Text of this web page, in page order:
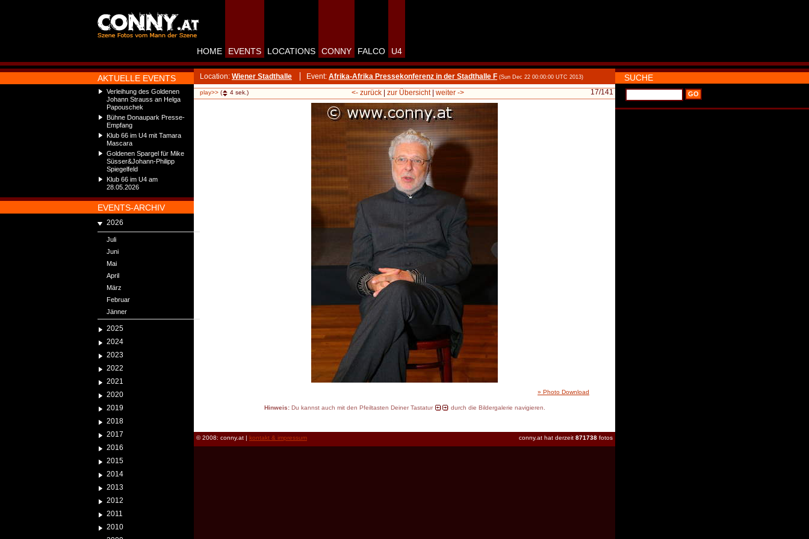
AKTUELLE EVENTS
Verleihung des Goldenen
Johann Strauss an Helga
Papouschek
Bühne Donaupark Presse-
Empfang
Klub 66 im U4 mit Tamara
Mascara
Goldenen Spargel für Mike
Süsser&Johann-Philipp
Spiegelfeld
Klub 66 im U4 am
28.05.2026
EVENTS-ARCHIV
2026
Juli
Juni
Mai
April
März
Februar
Jänner
2025
2024
2023
2022
2021
2020
2019
2018
2017
2016
2015
2014
2013
2012
2011
2010
HOME EVENTS LOCATIONS CONNY FALCO U4
Location: Wiener Stadthalle Event: Afrika-Afrika Pressekonferenz in der Stadthalle F (Sun Dec 22 00:00:00 UTC 2013)
play>> ( 4 sek.) 17/141
<- zurück| zur Übersicht| weiter ->
» Photo Download
Hinweis:Du kannst auch mit den Pfeiltasten Deiner Tastatur durch die Bildergalerie navigieren.
conny.at hat derzeit 871738 fotos
© 2008: conny.at | kontakt & impressum
SUCHE